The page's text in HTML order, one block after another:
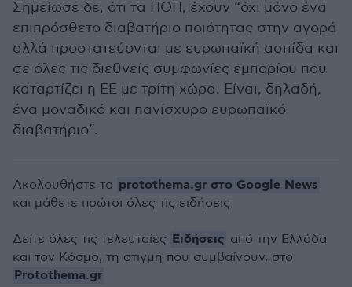
Σημείωσε δε, ότι τα ΠΟΠ, έχουν “όχι μόνο ένα
επιπρόσθετο διαβατήριο ποιότητας στην αγορά
αλλά προστατεύονται με ευρωπαϊκή ασπίδα και
σε όλες τις διεθνείς συμφωνίες εμπορίου που
καταρτίζει η ΕΕ με τρίτη χώρα. Είναι, δηλαδή,
ένα μοναδικό και πανίσχυρο ευρωπαϊκό
διαβατήριο”.
Ακολουθήστε το protothema.gr στο Google News
και μάθετε πρώτοι όλες τις ειδήσεις
Δείτε όλες τις τελευταίες Ειδήσεις από την Ελλάδα
και τον Κόσμο, τη στιγμή που συμβαίνουν, στο
Protothema.gr